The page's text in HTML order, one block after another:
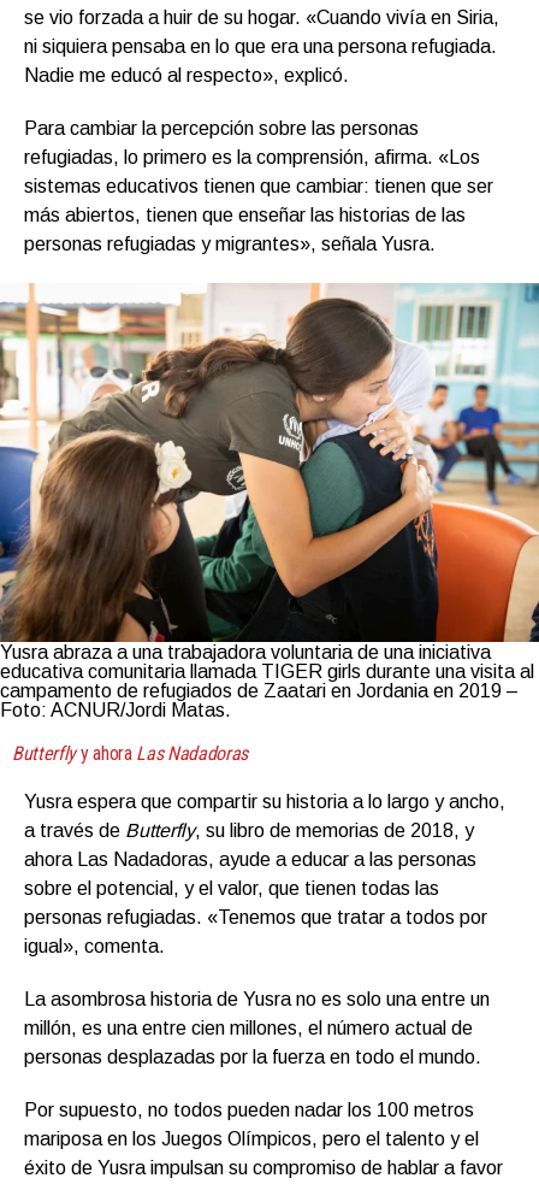
se vio forzada a huir de su hogar. «Cuando vivía en Siria,
ni siquiera pensaba en lo que era una persona refugiada.
Nadie me educó al respecto», explicó.
Para cambiar la percepción sobre las personas
refugiadas, lo primero es la comprensión, afirma. «Los
sistemas educativos tienen que cambiar: tienen que ser
más abiertos, tienen que enseñar las historias de las
personas refugiadas y migrantes», señala Yusra.
Yusra abraza a una trabajadora voluntaria de una iniciativa
educativa comunitaria llamada TIGER girls durante una visita al
campamento de refugiados de Zaatari en Jordania en 2019 –
Foto: ACNUR/Jordi Matas.
Butterflyy ahora Las Nadadoras
Yusra espera que compartir su historia a lo largo y ancho,
a través de Butterfly, su libro de memorias de 2018, y
ahora Las Nadadoras, ayude a educar a las personas
sobre el potencial, y el valor, que tienen todas las
personas refugiadas. «Tenemos que tratar a todos por
igual», comenta.
La asombrosa historia de Yusra no es solo una entre un
millón, es una entre cien millones, el número actual de
personas desplazadas por la fuerza en todo el mundo.
Por supuesto, no todos pueden nadar los 100 metros
mariposa en los Juegos Olímpicos, pero el talento y el
éxito de Yusra impulsan su compromiso de hablar a favor